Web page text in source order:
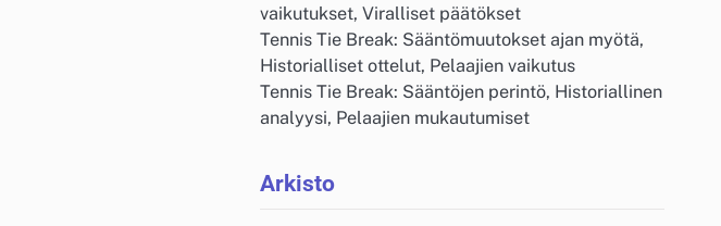
vaikutukset, Viralliset päätökset
Tennis Tie Break: Sääntömuutokset ajan myötä,
Historialliset ottelut, Pelaajien vaikutus
Tennis Tie Break: Sääntöjen perintö, Historiallinen
analyysi, Pelaajien mukautumiset
Arkisto